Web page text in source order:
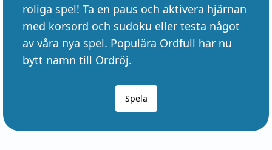
roliga spel! Ta en paus och aktivera hjärnan
med korsord och sudoku eller testa något
av våra nya spel. Populära Ordfull har nu
bytt namn till Ordröj.
Spela